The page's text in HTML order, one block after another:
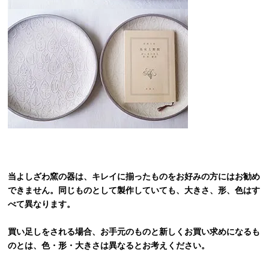
当よしざわ窯の器は、キレイに揃ったものをお好みの方にはお勧め
できません。同じものとして製作していても、大きさ、形、色はす
べて異なります。
買い足しをされる場合、お手元のものと新しくお買い求めになるも
のとは、色・形・大きさは異なるとお考えください。